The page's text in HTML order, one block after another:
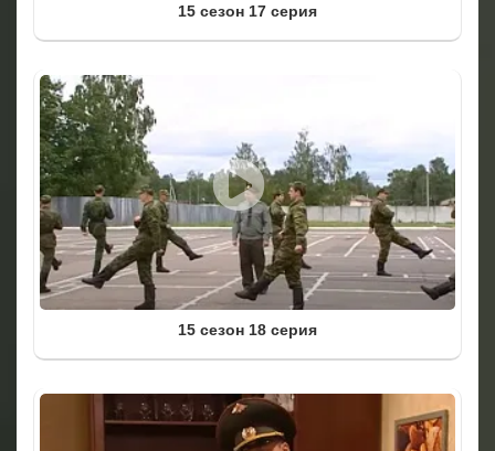
15 сезон 17 серия
15 сезон 18 серия